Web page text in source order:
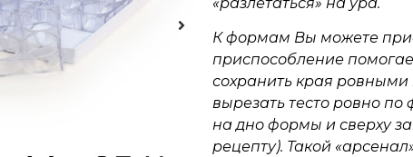
К формам Вы можете
приспособление
сохранить края
вырезать тесто ровно по
на дно формы и сверху
рецепту). Такой